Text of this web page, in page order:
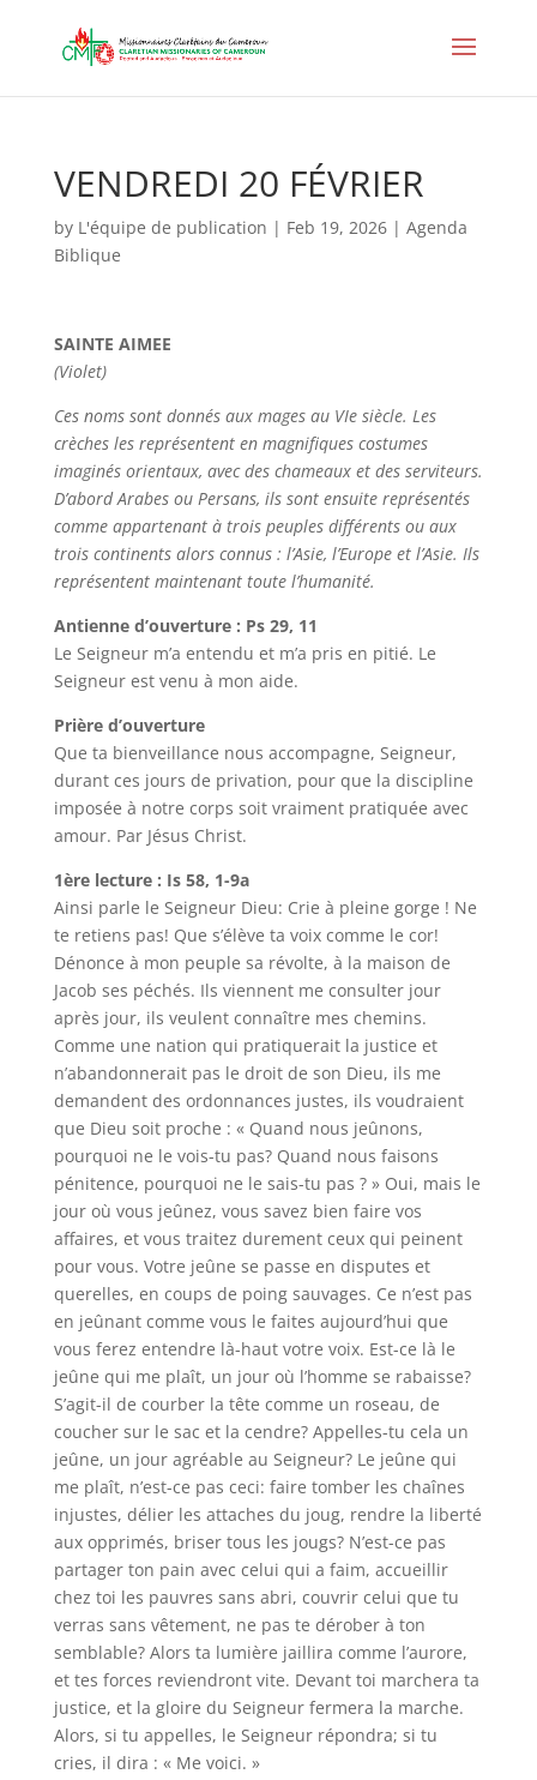
VENDREDI 20 FÉVRIER
by L'équipe de publication | Feb 19, 2026| Agenda
Biblique
SAINTE AIMEE
(Violet)
Ces noms sont donnés aux mages au VIe siècle. Les
crèches les représentent en magnifiques costumes
imaginés orientaux, avec des chameaux et des serviteurs.
D’abord Arabes ou Persans, ils sont ensuite représentés
comme appartenant à trois peuples différents ou aux
trois continents alors connus : l’Asie, l’Europe et l’Asie. Ils
représentent maintenant toute l’humanité.
Antienne d’ouverture : Ps 29, 11
Le Seigneur m’a entendu et m’a pris en pitié. Le
Seigneur est venu à mon aide.
Prière d’ouverture
Que ta bienveillance nous accompagne, Seigneur,
durant ces jours de privation, pour que la discipline
imposée à notre corps soit vraiment pratiquée avec
amour. Par Jésus Christ.
1ère lecture : Is 58, 1-9a
Ainsi parle le Seigneur Dieu: Crie à pleine gorge ! Ne
te retiens pas! Que s’élève ta voix comme le cor!
Dénonce à mon peuple sa révolte, à la maison de
Jacob ses péchés. Ils viennent me consulter jour
après jour, ils veulent connaître mes chemins.
Comme une nation qui pratiquerait la justice et
n’abandonnerait pas le droit de son Dieu, ils me
demandent des ordonnances justes, ils voudraient
que Dieu soit proche : « Quand nous jeûnons,
pourquoi ne le vois-tu pas? Quand nous faisons
pénitence, pourquoi ne le sais-tu pas ? » Oui, mais le
jour où vous jeûnez, vous savez bien faire vos
affaires, et vous traitez durement ceux qui peinent
pour vous. Votre jeûne se passe en disputes et
querelles, en coups de poing sauvages. Ce n’est pas
en jeûnant comme vous le faites aujourd’hui que
vous ferez entendre là-haut votre voix. Est-ce là le
jeûne qui me plaît, un jour où l’homme se rabaisse?
S’agit-il de courber la tête comme un roseau, de
coucher sur le sac et la cendre? Appelles-tu cela un
jeûne, un jour agréable au Seigneur? Le jeûne qui
me plaît, n’est-ce pas ceci: faire tomber les chaînes
injustes, délier les attaches du joug, rendre la liberté
aux opprimés, briser tous les jougs? N’est-ce pas
partager ton pain avec celui qui a faim, accueillir
chez toi les pauvres sans abri, couvrir celui que tu
verras sans vêtement, ne pas te dérober à ton
semblable? Alors ta lumière jaillira comme l’aurore,
et tes forces reviendront vite. Devant toi marchera ta
justice, et la gloire du Seigneur fermera la marche.
Alors, si tu appelles, le Seigneur répondra; si tu
cries, il dira : « Me voici. »